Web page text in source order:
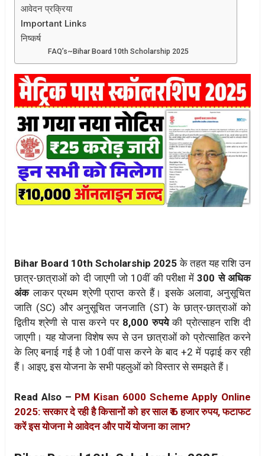
आवेदन प्रक्रिया
Important Links
निष्कर्ष
FAQ’s~Bihar Board 10th Scholarship 2025
Bihar Board 10th Scholarship 2025 के तहत यह राशि उन
छात्र-छात्राओं को दी जाएगी जो 10वीं की परीक्षा में300 से अधिक
अंकलाकर प्रथम श्रेणी प्राप्त करते हैं। इसके अलावा, अनुसूचित
जाति (SC) और अनुसूचित जनजाति (ST) के छात्र-छात्राओं को
द्वितीय श्रेणी से पास करने पर 8,000 रुपयेकी प्रोत्साहन राशि दी
जाएगी। यह योजना विशेष रूप से उन छात्राओं को प्रोत्साहित करने
के लिए बनाई गई है जो 10वीं पास करने के बाद +2 में पढ़ाई कर रही
हैं। आइए, इस योजना के सभी पहलुओं को विस्तार से समझते हैं।
Read Also – PM Kisan 6000 Scheme Apply Online
2025: सरकार दे रही है किसानों को हर साल ₹ 6 हजार रुपय, फटाफट
करें इस योजना मे आवेदन और पायें योजना का लाभ?